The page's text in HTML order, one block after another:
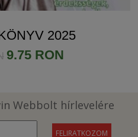
2025
9.75 RON
Webbolt hírlevelére